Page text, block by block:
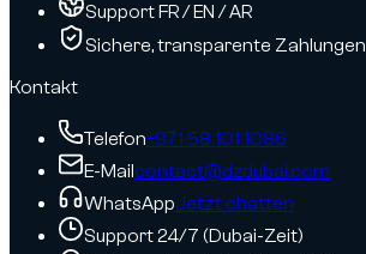
Support FR / EN / AR
Sichere, transparente Zahlungen
Kontakt
Telefon+971 58 101 1086
E-Mailcontact@dzdubai.com
WhatsAppJetzt chatten
Support 24/7 (Dubai-Zeit)